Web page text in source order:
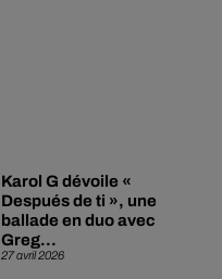
27 avril 2026
Karol G dévoile «
Después de ti », une
ballade en duo avec
Greg...